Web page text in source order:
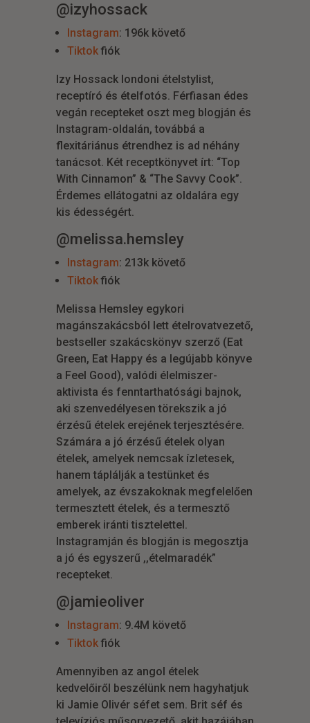
@izyhossack
Instagram: 196k követő
Tiktokfiók
Izy Hossack londoni ételstylist,
receptíró és ételfotós. Férfiasan édes
vegán recepteket oszt meg blogján és
Instagram-oldalán, továbbá a
flexitáriánus étrendhez is ad néhány
tanácsot. Két receptkönyvet írt: “Top
With Cinnamon” & “The Savvy Cook”.
Érdemes ellátogatni az oldalára egy
kis édességért.
@melissa.hemsley
Instagram: 213k követő
Tiktokfiók
Melissa Hemsley egykori
magánszakácsból lett ételrovatvezető,
bestseller szakácskönyv szerző (Eat
Green, Eat Happy és a legújabb könyve
a Feel Good), valódi élelmiszer-
aktivista és fenntarthatósági bajnok,
aki szenvedélyesen törekszik a jó
érzésű ételek erejének terjesztésére.
Számára a jó érzésű ételek olyan
ételek, amelyek nemcsak ízletesek,
hanem táplálják a testünket és
amelyek, az évszakoknak megfelelően
termesztett ételek, és a termesztő
emberek iránti tisztelettel.
Instagramján és blogján is megosztja
a jó és egyszerű ,,ételmaradék”
recepteket.
@jamieoliver
Instagram: 9.4M követő
Tiktokfiók
Amennyiben az angol ételek
kedvelőiről beszélünk nem hagyhatjuk
ki Jamie Olivér séfet sem. Brit séf és